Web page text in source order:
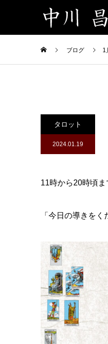
ブログ 1
タロット
2024.01.19
11時から20時頃ま
「今日の導きを